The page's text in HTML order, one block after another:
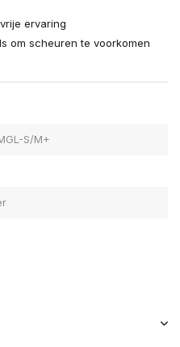
ervaring
om scheuren te voorkomen
S/M+